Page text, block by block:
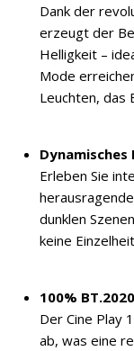
Dank der
erzeugt der
Helligkeit –
Mode
Leuchten, das
Erleben Sie
dunklen
keine
100%
Der Cine Play
ab, was eine